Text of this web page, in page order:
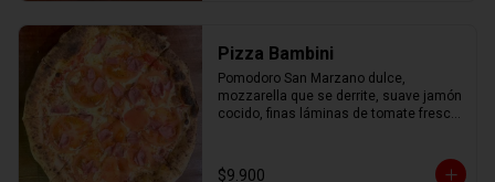
Pizza Bambini
Pomodoro San Marzano dulce,
mozzarella que se derrite, suave jamón
cocido, finas láminas de tomate fresco
$9.900